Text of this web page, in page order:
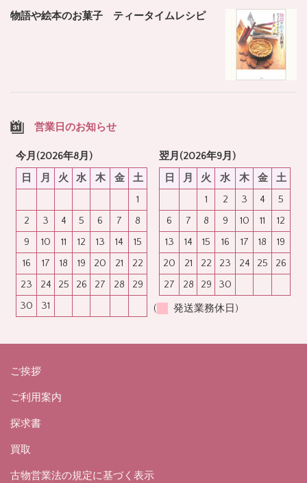
物語や絵本のお菓子 ティータイムレシピ
営業日のお知らせ
今月(2026年8月)
日
月 火 水 木 金
土
1
2
3 4 5 6 7
8
9
10 11 12 13 14
15
16
17 18 19 20 21
22
23
24 25 26 27 28
29
30
31
翌月(2026年9月)
日
月 火 水 木 金
土
1
2 3 4
5
6
7 8 9 10 11
12
13
14 15 16 17 18
19
20
21 22 23 24 25
26
27
28 29 30
( 発送業務休日)
ご挨拶
ご利用案内
探求書
買取
古物営業法の規定に基づく表示